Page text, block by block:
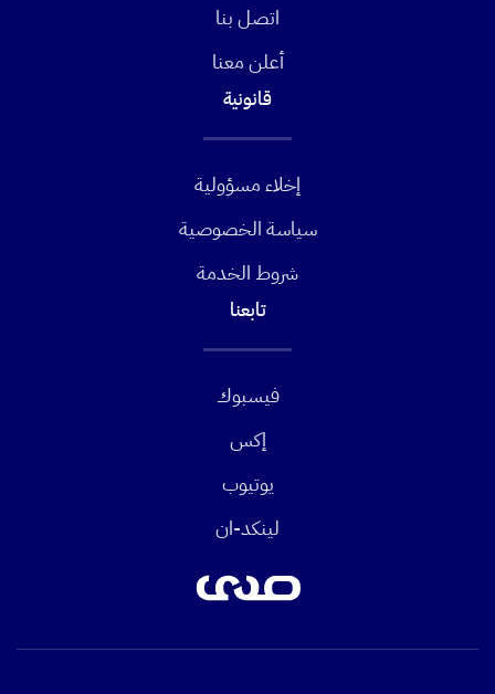
اتصل بنا
أعلن معنا
قانونية
إخلاء مسؤولية
سياسة الخصوصية
شروط الخدمة
تابعنا
فيسبوك
إكس
يوتيوب
لينكد-ان